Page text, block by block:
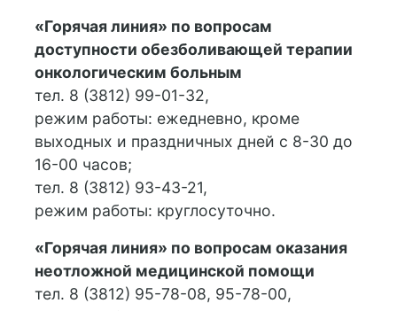
«Горячая линия» по вопросам
доступности обезболивающей терапии
онкологическим больным
тел. 8 (3812) 99-01-32,
режим работы: ежедневно, кроме
выходных и праздничных дней с 8-30 до
16-00 часов;
тел. 8 (3812) 93-43-21,
режим работы: круглосуточно.
«Горячая линия» по вопросам оказания
неотложной медицинской помощи
тел. 8 (3812) 95-78-08, 95-78-00,